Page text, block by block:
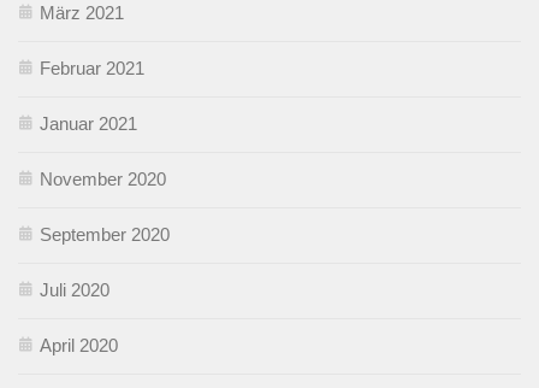
März 2021
Februar 2021
Januar 2021
November 2020
September 2020
Juli 2020
April 2020